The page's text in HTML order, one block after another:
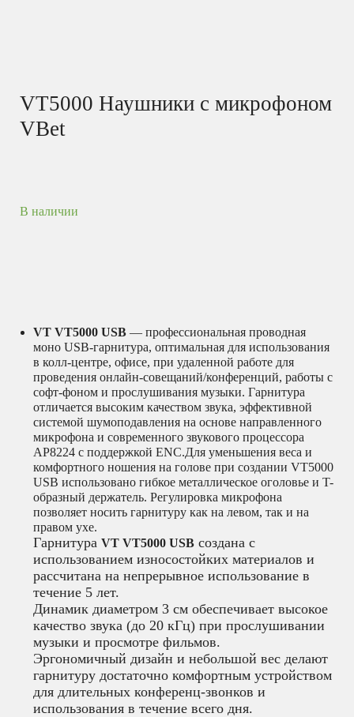
VT5000 Наушники с микрофоном
VBet
В наличии
VT VT5000 USB — профессиональная проводная
моно USB-гарнитура, оптимальная для использования
в колл-центре, офисе, при удаленной работе для
проведения онлайн-совещаний/конференций, работы с
софт-фоном и прослушивания музыки. Гарнитура
отличается высоким качеством звука, эффективной
системой шумоподавления на основе направленного
микрофона и современного звукового процессора
AP8224 с поддержкой ENC.Для уменьшения веса и
комфортного ношения на голове при создании VT5000
USB использовано гибкое металлическое оголовье и T-
образный держатель. Регулировка микрофона
позволяет носить гарнитуру как на левом, так и на
правом ухе.
Гарнитура VT VT5000 USB создана с
использованием износостойких материалов и
рассчитана на непрерывное использование в
течение 5 лет.
Динамик диаметром 3 см обеспечивает высокое
качество звука (до 20 кГц) при прослушивании
музыки и просмотре фильмов.
Эргономичный дизайн и небольшой вес делают
гарнитуру достаточно комфортным устройством
для длительных конференц-звонков и
использования в течение всего дня.